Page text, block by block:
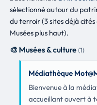
sélectionné autour du
du terroir (3 sites déjà
Musées plus haut).
🎨 Musées & culture(1)
Médiathèque
Bienvenue à la
accueillant ouvert à